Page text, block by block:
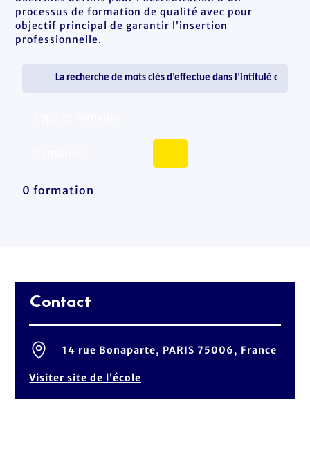
processus de formation de qualité avec pour
objectif principal de garantir l’insertion
professionnelle.
0 formation
Contact
14 rue Bonaparte, PARIS 75006, France
Visiter site de l’école